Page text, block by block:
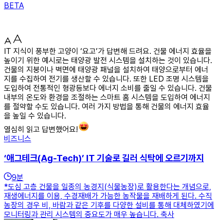
BETA
IT 지식이 풍부한 고양이 ‘요고’가 답변해 드려요. 건물 에너지 효율을
높이기 위한 예시로는 태양광 발전 시스템을 설치하는 것이 있습니다.
건물의 지붕이나 벽면에 태양광 패널을 설치하여 태양으로부터 에너
지를 수집하여 전기를 생산할 수 있습니다. 또한 LED 조명 시스템을
도입하여 전통적인 형광등보다 에너지 소비를 줄일 수 있습니다. 건물
내부의 온도와 환경을 조절하는 스마트 홈 시스템을 도입하여 에너지
를 절약할 수도 있습니다. 여러 가지 방법을 통해 건물의 에너지 효율
을 높일 수 있습니다.
열심히 읽고 답변했어요!
비즈니스
‘애그테크(Ag-Tech)’ IT 기술로 길러 식탁에 오르기까지
9분
*도심 고층 건물을 일종의 농경지(식물농장)로 활용한다는 개념으로,
재생에너지를 이용, 수경재배가 가능한 농작물을 재배하게 된다. 수직
농장의 경우 비, 바람과 같은 기후를 다양한 설비를 통해 대체하였기에
모니터링과 관리 시스템의 중요도가 매우 높습니다. 축사